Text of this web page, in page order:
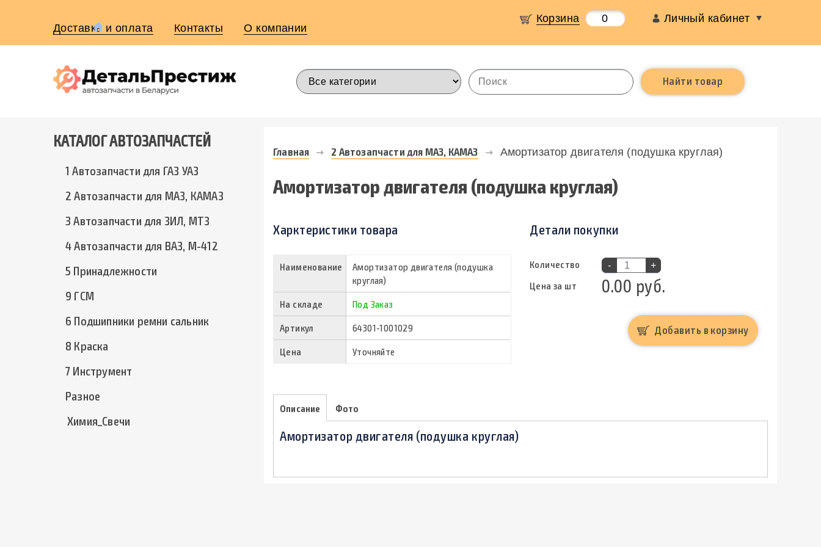
Доставка и оплата Контакты О компании
Корзина 0 Личный кабинет
КАТАЛОГ АВТОЗАПЧАСТЕЙ
1 Автозапчасти для ГАЗ УАЗ
2 Автозапчасти для МАЗ, КАМАЗ
3 Автозапчасти для ЗИЛ, МТЗ
4 Автозапчасти для ВАЗ, М-412
5 Принадлежности
9 ГСМ
6 Подшипники ремни сальник
8 Краска
7 Инструмент
Разное
Химия_Свечи
Главная 2 Автозапчасти для МАЗ, КАМАЗ Амортизатор двигателя (подушка круглая)
Амортизатор двигателя (подушка круглая)
Харктеристики товара
Наименование
Амортизатор двигателя (подушка
круглая)
На складе Под Заказ
Артикул 64301-1001029
Цена Уточняйте
Детали покупки
Количество - +
Цена за шт 0.00 руб.
Добавить в корзину
Описание Фото
Амортизатор двигателя (подушка круглая)